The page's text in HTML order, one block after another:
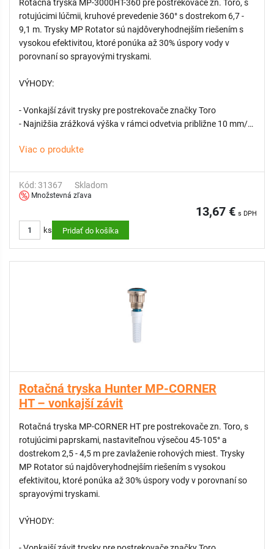
Rotačná tryska MP-3000HT-360 pre postrekovače zn. Toro, s
rotujúcimi lúčmii, kruhové prevedenie 360° s dostrekom 6,7 -
9,1 m. Trysky MP Rotator sú najdôveryhodnejším riešením s
vysokou efektivitou, ktoré ponúka až 30% úspory vody v
porovnaní so sprayovými tryskami.
VÝHODY:
- Vonkajší závit trysky pre postrekovače značky Toro
- Najnižšia zrážková výška v rámci odvetvia približne 10 mm/h
nečistotami
tvorbou hmly
- Vymeniteľné filtračné sitko zabraňuje upchatiu trysky
- Možnosť zníženia dostreku až o 25%
Viac o produkte
Kód: 31367 Skladom
Množstevná zľava
13,67 € s DPH
ks Pridať do košíka
Rotačná tryska Hunter MP-CORNER
HT – vonkajší závit
Rotačná tryska MP-CORNER HT pre postrekovače zn. Toro, s
rotujúcimi paprskami, nastaviteľnou výsečou 45-105° a
dostrekom 2,5 - 4,5 m pre zavlaženie rohových miest. Trysky
MP Rotator sú najdôveryhodnejším riešením s vysokou
efektivitou, ktoré ponúka až 30% úspory vody v porovnaní so
sprayovými tryskami.
VÝHODY: